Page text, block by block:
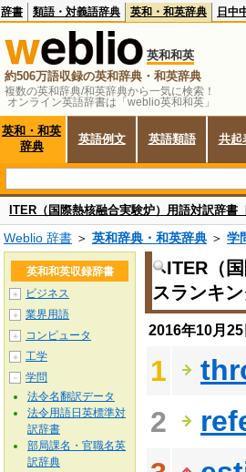
複数の英和辞典/和英辞典から一気に検索！
オンライン英語辞書は「weblio英和和英」
辞書 類語・対義語辞典 英和・和英辞典 日中
英和和英
約506万語収録の英和辞典・和英辞典
英和・和英
辞典
英語例文 英語類語 共起
ITER（国際熱核融合実験炉）用語対訳辞書
Weblio 辞書 ＞ 英和辞典・和英辞典 ＞ 学
ITER（
スランキ
2016年10月
1
2
英和和英収録辞書
＋ ビジネス
＋ 業界用語
＋ コンピュータ
＋ 工学
－
学問
法令名翻訳データ
法令用語日英標準対
訳辞書
部局課名・官職名英
訳辞典